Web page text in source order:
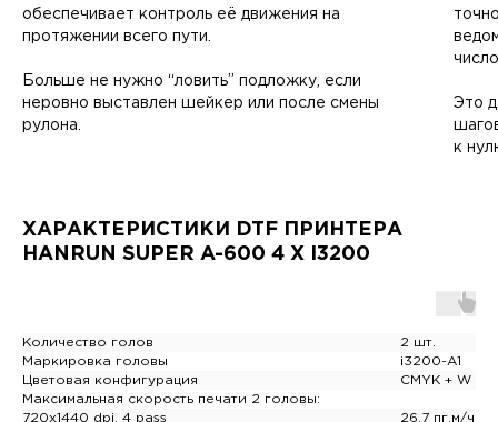
обеспечивает контроль её движения на
протяжении всего пути.
Больше не нужно “ловить” подложку, если
неровно выставлен шейкер или после смены
рулона.
Это
к
ХАРАКТЕРИСТИКИ DTF ПРИНТЕРА
HANRUN SUPER A-600 4 X I3200
Количество голов
2 шт.
Маркировка головы
i3200-A1
Цветовая конфигурация
CMYK + W
Максимальная скорость печати 2 головы:
720x1440 dpi, 4 pass
26,7 пг.м/ч